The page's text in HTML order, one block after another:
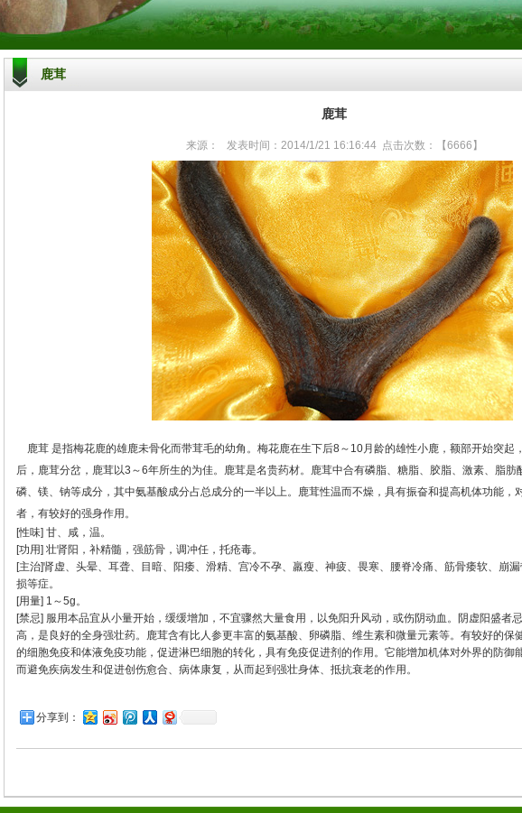
鹿茸
鹿茸
来源： 发表时间：2014/1/21 16:16:44 点击次数： 【6666】
鹿茸 是指梅花鹿的雄鹿未骨化而带茸毛的幼角。梅花鹿在生下后8～10月龄的雄性小鹿，额部开始突起
后，鹿茸分岔，鹿茸以3～6年所生的为佳。鹿茸是名贵药材。鹿茸中合有磷脂、糖脂、胶脂、激素、脂肪
磷、镁、钠等成分，其中氨基酸成分占总成分的一半以上。鹿茸性温而不燥，具有振奋和提高机体功能，
者，有较好的强身作用。
[性味] 甘、咸，温。
[功用] 壮肾阳，补精髓，强筋骨，调冲任，托疮毒。
[主治]肾虚、头晕、耳聋、目暗、阳痿、滑精、宫冷不孕、羸瘦、神疲、畏寒、腰脊冷痛、筋骨痿软、崩
损等症。
[用量] 1～5g。
[禁忌] 服用本品宜从小量开始，缓缓增加，不宜骤然大量食用，以免阳升风动，或伤阴动血。阴虚阳盛者
高，是良好的全身强壮药。鹿茸含有比人参更丰富的氨基酸、卵磷脂、维生素和微量元素等。有较好的保
的细胞免疫和体液免疫功能，促进淋巴细胞的转化，具有免疫促进剂的作用。它能增加机体对外界的防御
而避免疾病发生和促进创伤愈合、病体康复，从而起到强壮身体、抵抗衰老的作用。
分享到：